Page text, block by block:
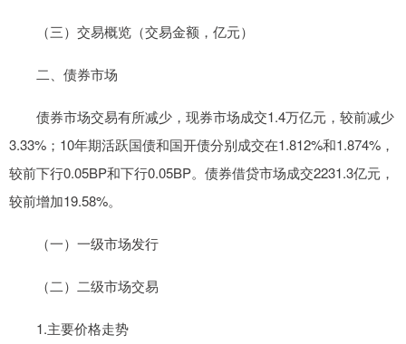
（三）交易概览（交易金额，亿元）
二、债券市场
债券市场交易有所减少，现券市场成交1.4万亿元，较前减少
3.33%；10年期活跃国债和国开债分别成交在1.812%和1.874%，
较前下行0.05BP和下行0.05BP。债券借贷市场成交2231.3亿元，
较前增加19.58%。
（一）一级市场发行
（二）二级市场交易
1.主要价格走势